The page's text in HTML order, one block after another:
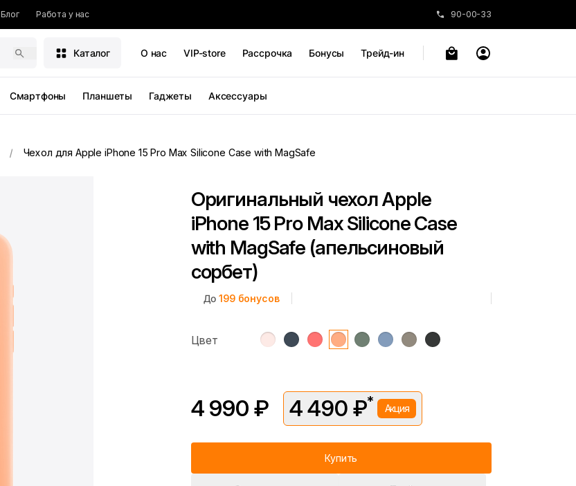
Блог Работа у нас 90-00-33
Каталог О нас VIP-store Рассрочка Бонусы Трейд-ин
Смартфоны Планшеты Гаджеты Аксессуары
Чехол для Apple iPhone 15 Pro Max Silicone Case with MagSafe
Оригинальный чехол Apple
iPhone 15 Pro Max Silicone Case
with MagSafe (апельсиновый
сорбет)
До199бонусов
Цвет
4 990 ₽ 4 490 ₽* Акция
Цена без скидки —4 990 ₽. Подробности уточняйте у консультантов.
Купить